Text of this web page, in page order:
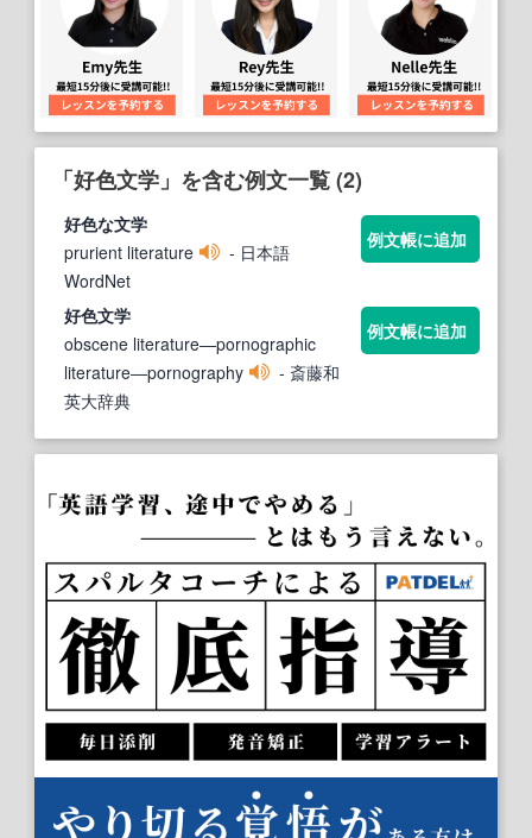
「好色文学」を含む例文一覧 (2)
好色な文学
prurient literature
- 日本語
WordNet
例文帳に追加
好色文学
obscene literature―pornographic
literature―pornography
- 斎藤和
英大辞典
例文帳に追加